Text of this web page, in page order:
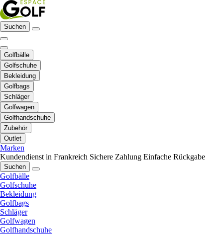
Suchen
Golfbälle
Golfschuhe
Bekleidung
Golfbags
Schläger
Golfwagen
Golfhandschuhe
Zubehör
Outlet
Marken
Kundendienst in Frankreich Sichere Zahlung Einfache Rückgabe
Suchen
Golfbälle
Golfschuhe
Bekleidung
Golfbags
Schläger
Golfwagen
Golfhandschuhe